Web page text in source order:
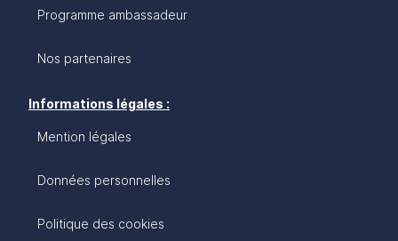
Programme ambassadeur
Nos partenaires
Informations légales :
Mention légales
Données personnelles
Politique des cookies